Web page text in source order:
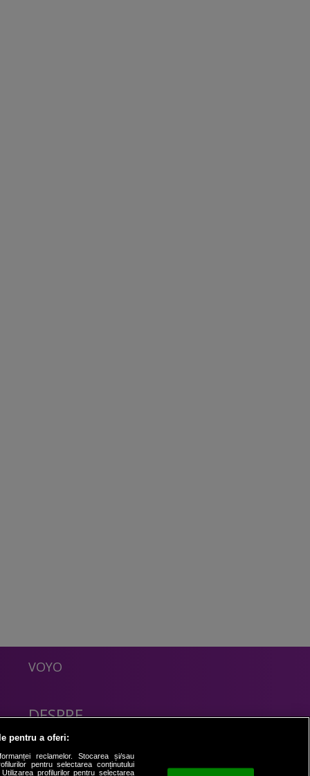
VOYO
DESPRE
Politica Confidentialitate
Contact
pentru a oferi:
reclamelor. Stocarea și/sau
pentru selectarea conținutului
profilurilor pentru selectarea